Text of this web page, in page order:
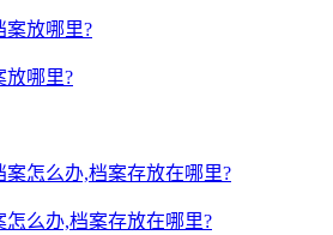
放哪里?
怎么办,档案存放在哪里?